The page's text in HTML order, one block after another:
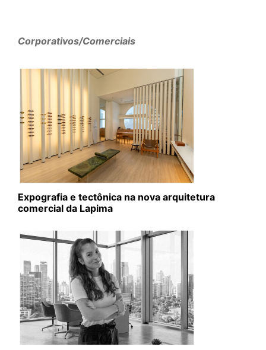
Corporativos/Comerciais
Expografia e tectônica na nova arquitetura
comercial da Lapima